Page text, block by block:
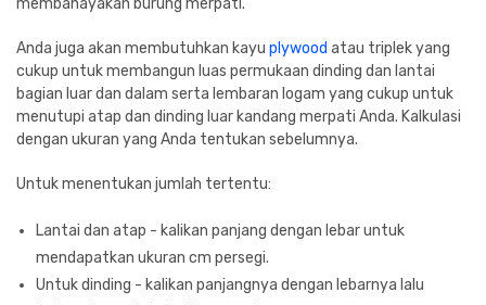
membahayakan burung merpati.
Anda juga akan membutuhkan kayu plywood atau triplek yang
cukup untuk membangun luas permukaan dinding dan lantai
bagian luar dan dalam serta lembaran logam yang cukup untuk
menutupi atap dan dinding luar kandang merpati Anda. Kalkulasi
dengan ukuran yang Anda tentukan sebelumnya.
Untuk menentukan jumlah tertentu:
Lantai dan atap - kalikan panjang dengan lebar untuk
mendapatkan ukuran cm persegi.
Untuk dinding - kalikan panjangnya dengan lebarnya lalu